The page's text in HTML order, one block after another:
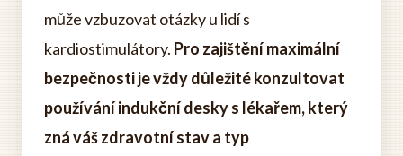
může vzbuzovat otázky u lidí s
kardiostimulátory. Pro zajištění maximální
bezpečnosti je vždy důležité konzultovat
používání indukční desky s lékařem, který
zná váš zdravotní stav a typ